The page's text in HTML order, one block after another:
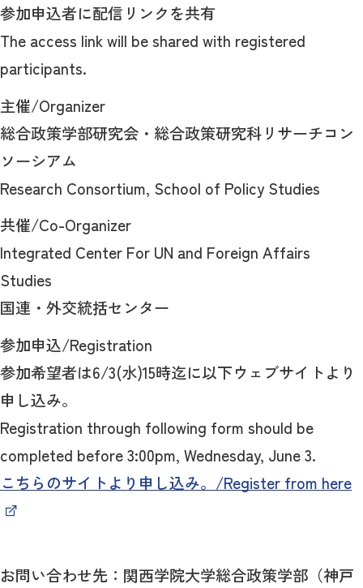
参加申込者に配信リンクを共有
The access link will be shared with registered
participants.
主催/Organizer
総合政策学部研究会・総合政策研究科リサーチコン
ソーシアム
Research Consortium, School of Policy Studies
共催/Co-Organizer
Integrated Center For UN and Foreign Affairs
Studies
国連・外交統括センター
参加申込/Registration
参加希望者は6/3(水)15時迄に以下ウェブサイトより
申し込み。
Registration through following form should be
completed before 3:00pm, Wednesday, June 3.
こちらのサイトより申し込み。/Register from here
お問い合わせ先：関西学院大学総合政策学部（神戸